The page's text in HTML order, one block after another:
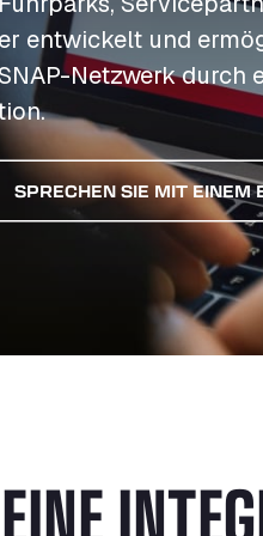
entwickelt und
Netzwerk durch
SPRECHEN SIE MIT EINEM